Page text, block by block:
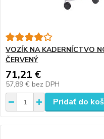
VOZÍK NA KADERNÍCTVO
ČERVENÝ
71,21 €
57,89 € bez DPH
Pridať do